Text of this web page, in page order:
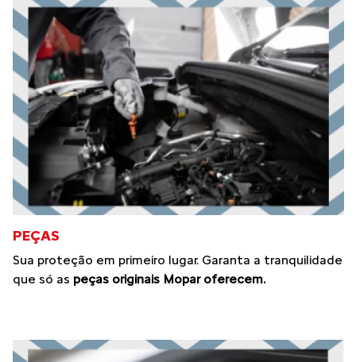
PEÇAS
Sua proteção em primeiro lugar. Garanta a tranquilidade
que só as peças originais Mopar oferecem.